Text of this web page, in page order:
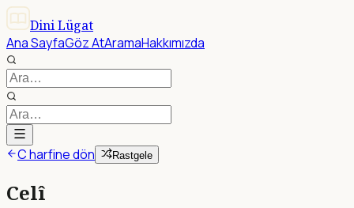
Dini Lügat
Ana SayfaGöz AtAramaHakkımızda
C harfine dön Rastgele
Celî